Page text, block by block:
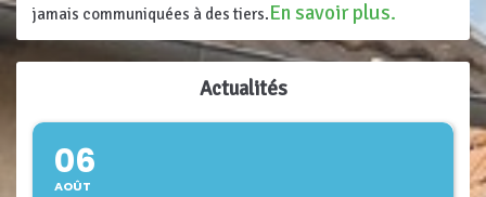
jamais communiquées à des tiers.En savoir plus.
Actualités
06
AOÛT